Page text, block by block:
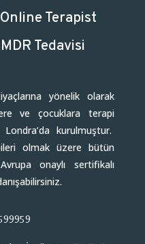
Terapist
Tedavisi
yönelik olarak
ve çocuklara terapi
kurulmuştur.
olmak üzere bütün
onaylı sertifikalı